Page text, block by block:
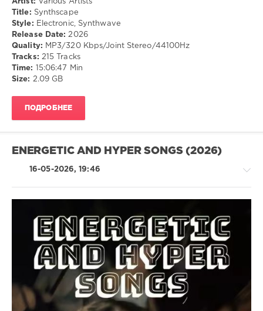
Title: Synthscape
Style: Electronic, Synthwave
Release Date: 2026
Quality: MP3/320 Kbps/Joint Stereo/44100Hz
Tracks: 215 Tracks
Time:
15:06:47 Min
Size:
2.09 GB
ПОДРОБНЕЕ
ENERGETIC AND HYPER SONGS (2026)
16-05-2026, 19:46
Pop
Dance
Club/
Disco